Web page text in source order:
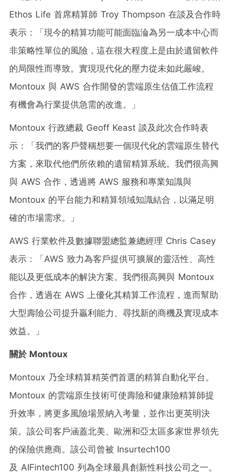
Ethos Life 首席精算師 Troy Thompson 在談及合作時
表示：「現今的精算功能可能面臨淪為另一成本中心而
非策略性單位的風險，這在很大程度上是由於遺留軟件
的局限性而導致。實現現代化的壓力從未如此嚴峻。
Montoux 與 AWS 合作開發的雲端原生估值工作流程
有機會為行業提供急需的改進。」
Montoux 行政總裁 Geoff Keast 談及此次合作時表
示：「我們的客戶聲稱想要一個現代化的雲端原生替代
方案，來取代他們所依賴的遺留精算系統。我們很高興
與 AWS 合作，透過將 AWS 服務和專業知識與
Montoux 的平台能力和精算領域知識結合，以滿足明
確的市場需求。」
AWS 行業軟件及數據聯盟總監兼總經理 Chris Casey
表示：「AWS 致力為客戶提供可擴展的靈活性、高性
能以及更低成本的解決方案。我們很高興與 Montoux
合作，透過在 AWS 上優化其精算工作流程，進而幫助
大型壽險公司提升贏利能力、尋找新的商機及實現成本
效益。」
關於Montoux
Montoux 乃全球精算精英們首選的精算自動化平台。
Montoux 的雲端原生技術可使壽險和健康險精算師提
升效率，將更多風險場景納入考量，並作出更英明決
策。該公司客戶涵蓋北美、歐洲和亞太區多家世界領先
的保險供應商。該公司曾被 Insurtech100
及 AIFintech100 列為全球最具創新性科技公司之一。